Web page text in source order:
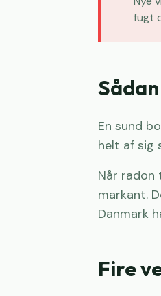
fugt
En sund
helt af sig
Når
markant.
Danmark
Fire